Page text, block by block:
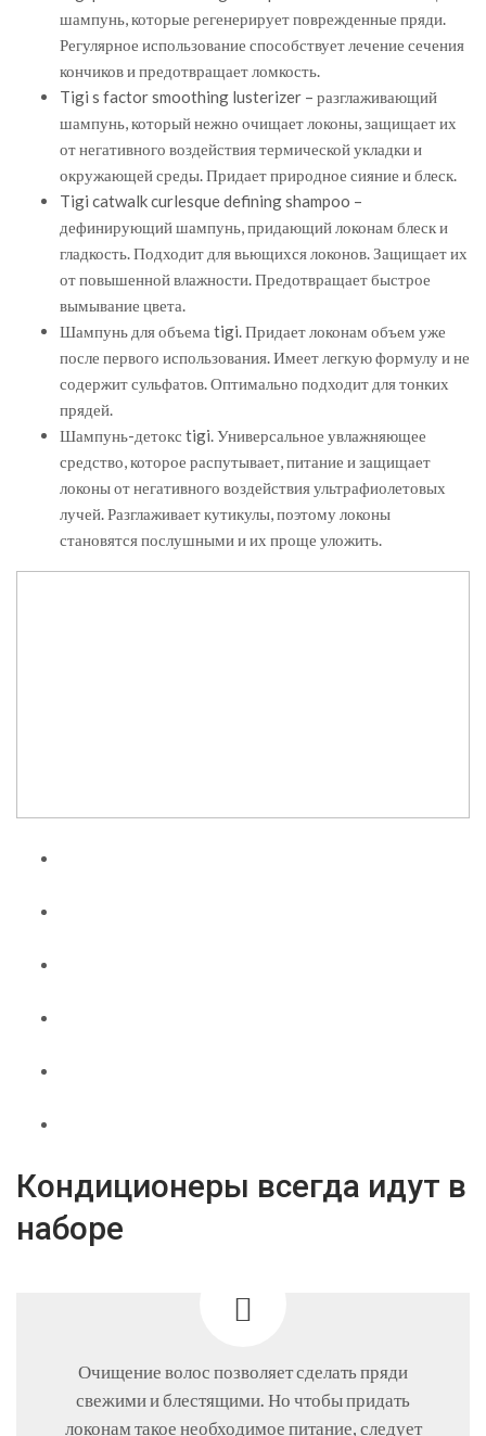
шампунь, которые регенерирует поврежденные пряди.
Регулярное использование способствует лечение сечения
кончиков и предотвращает ломкость.
Tigi s factor smoothing lusterizer – разглаживающий
шампунь, который нежно очищает локоны, защищает их
от негативного воздействия термической укладки и
окружающей среды. Придает природное сияние и блеск.
Tigi catwalk curlesque defining shampoo –
дефинирующий шампунь, придающий локонам блеск и
гладкость. Подходит для вьющихся локонов. Защищает их
от повышенной влажности. Предотвращает быстрое
вымывание цвета.
Шампунь для объема tigi. Придает локонам объем уже
после первого использования. Имеет легкую формулу и не
содержит сульфатов. Оптимально подходит для тонких
прядей.
Шампунь-детокс tigi. Универсальное увлажняющее
средство, которое распутывает, питание и защищает
локоны от негативного воздействия ультрафиолетовых
лучей. Разглаживает кутикулы, поэтому локоны
становятся послушными и их проще уложить.
Кондиционеры всегда идут в
наборе
Очищение волос позволяет сделать пряди
свежими и блестящими. Но чтобы придать
локонам такое необходимое питание, следует